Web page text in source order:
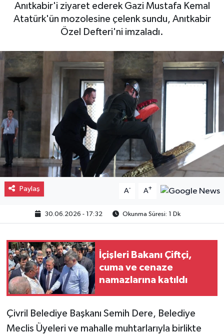
Anıtkabir'i ziyaret ederek Gazi Mustafa Kemal
Atatürk'ün mozolesine çelenk sundu, Anıtkabir
Özel Defteri'ni imzaladı.
Paylaş A- A+
30.06.2026 - 17:32 Okunma Süresi: 1 Dk
İçişleri Bakanı Çiftçi,
cuma ve cenaze
namazlarına katıldı
Çivril Belediye Başkanı Semih Dere, Belediye
Meclis Üyeleri ve mahalle muhtarlarıyla birlikte
Otovitrin
Magazin
Gayrimenkul
Eğitim
Haber Arşivi